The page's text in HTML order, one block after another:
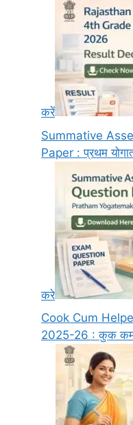
करें
Summative
Paper : प्रथम
करे
Cook Cum
2025-26 : कुक कम